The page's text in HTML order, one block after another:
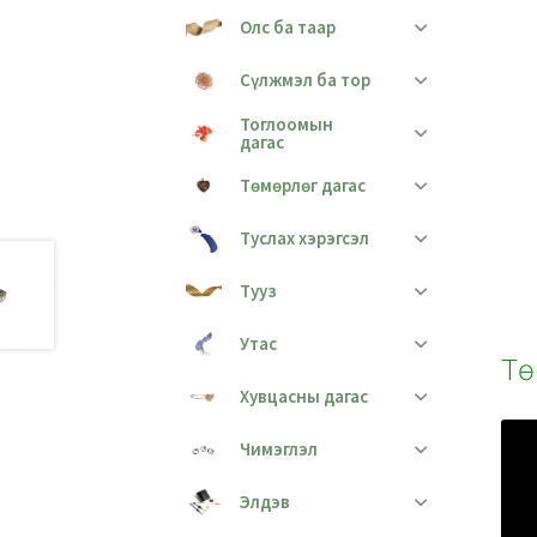
Олс ба таар
Сүлжмэл ба тор
Тоглоомын
дагас
Төмөрлөг дагас
Туслах хэрэгсэл
Тууз
Утас
Хувцасны дагас
Чимэглэл
Элдэв